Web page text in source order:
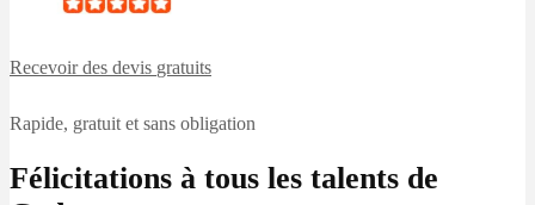
Recevoir des devis gratuits
Rapide, gratuit et sans obligation
Félicitations à tous les talents de